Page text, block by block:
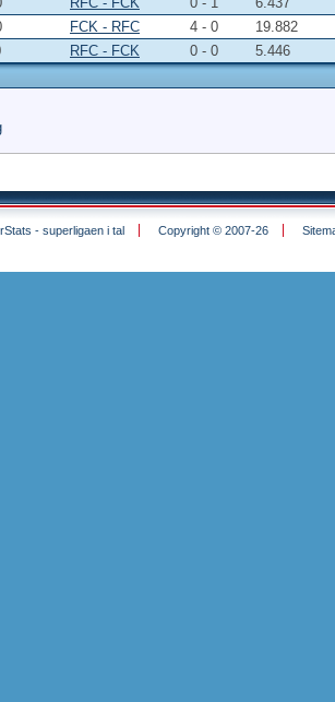
FCK - RFC 4 - 0
19.882
RFC - FCK 0 - 0 5.446
- superligaen i tal Copyright © 2007-26